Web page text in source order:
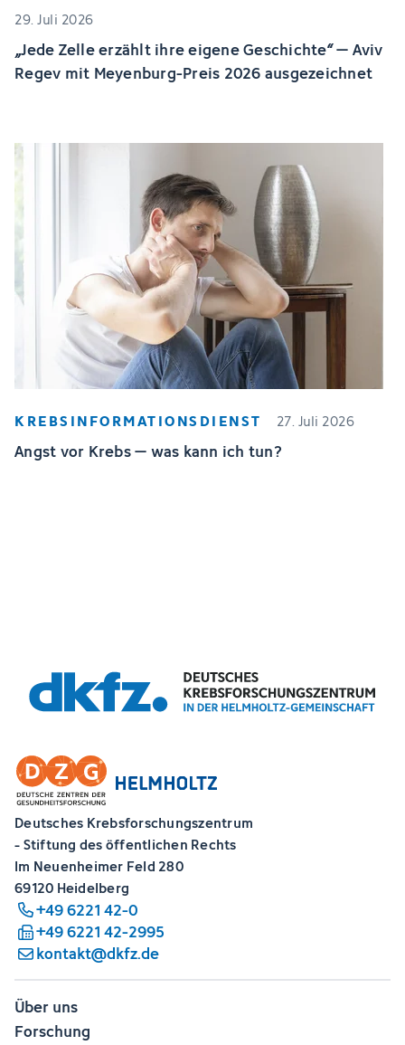
29. Juli 2026
„Jede Zelle erzählt ihre eigene Geschichte“ – Aviv
Regev mit Meyenburg-Preis 2026 ausgezeichnet
KREBSINFORMATIONSDIENST 27. Juli 2026
Angst vor Krebs – was kann ich tun?
Deutsches Krebsforschungszentrum
- Stiftung des öffentlichen Rechts
Im Neuenheimer Feld 280
69120 Heidelberg
+49 6221 42-0
+49 6221 42-2995
kontakt@dkfz.de
Über uns
Forschung